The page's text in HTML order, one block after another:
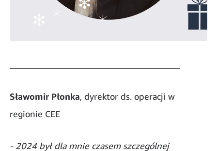
Sławomir Płonka, dyrektor ds. operacji w
regionie CEE
- 2024 był dla mnie czasem szczególnej